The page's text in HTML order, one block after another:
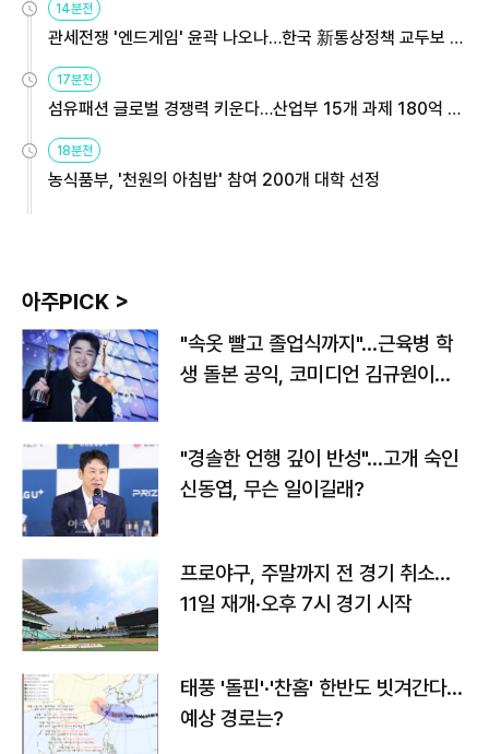
14분전
관세전쟁 '엔드게임' 윤곽 나오나…한국 新통상정책 교두보 활
용해야
17분전
섬유패션 글로벌 경쟁력 키운다…산업부 15개 과제 180억 지
원
18분전
농식품부, '천원의 아침밥' 참여 200개 대학 선정
아주PICK >
"속옷 빨고 졸업식까지"…근육병 학
생 돌본 공익, 코미디언 김규원이었
"경솔한 언행 깊이 반성"…고개 숙인
신동엽, 무슨 일이길래?
프로야구, 주말까지 전 경기 취소…
11일 재개·오후 7시 경기 시작
태풍 '돌핀'·'찬홈' 한반도 빗겨간다…
예상 경로는?